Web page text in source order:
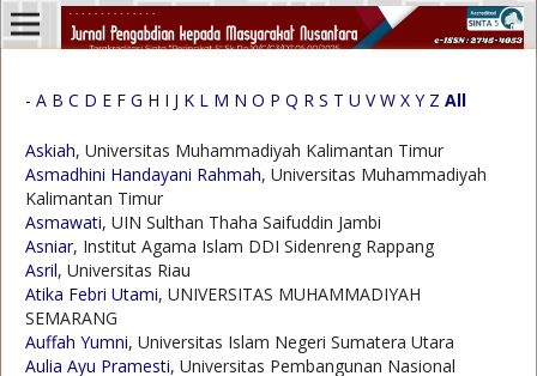
- A B C D E F G H I J K L M N O P Q R S T U V W X Y Z All
Askiah, Universitas Muhammadiyah Kalimantan Timur
Asmadhini Handayani Rahmah, Universitas Muhammadiyah
Kalimantan Timur
Asmawati, UIN Sulthan Thaha Saifuddin Jambi
Asniar, Institut Agama Islam DDI Sidenreng Rappang
Asril, Universitas Riau
Atika Febri Utami, UNIVERSITAS MUHAMMADIYAH
SEMARANG
Auffah Yumni, Universitas Islam Negeri Sumatera Utara
Aulia Ayu Pramesti, Universitas Pembangunan Nasional